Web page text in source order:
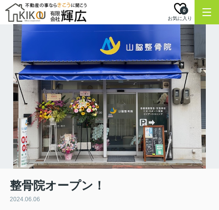
お気に入り
0
整骨院オープン！
2024.06.06